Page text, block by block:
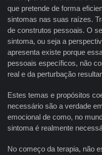
que pretende de forma
sintomas nas suas raízes.
de construtos pessoais. O
sintoma, ou seja a
apresenta existe porque
pessoais específicos, não
real e da perturbação
Estes temas e propósitos
necessário são a verdade
emocional de como, no
sintoma é realmente
No começo da terapia, não